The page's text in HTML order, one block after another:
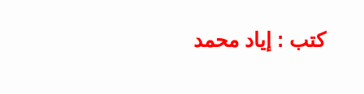
كتب : إياد محمد